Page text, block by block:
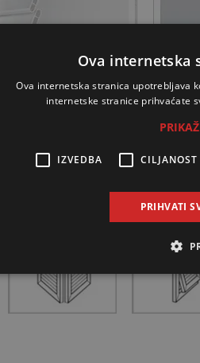
grilja
Ova internetska
Ova internetska stranica upotrebljava
internetske stranice prihvaćate
IZVEDBA CILJANOST
PRIHVATI